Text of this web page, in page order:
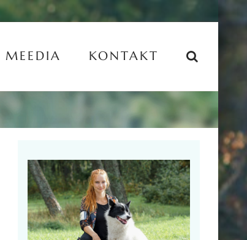
MEEDIA KONTAKT